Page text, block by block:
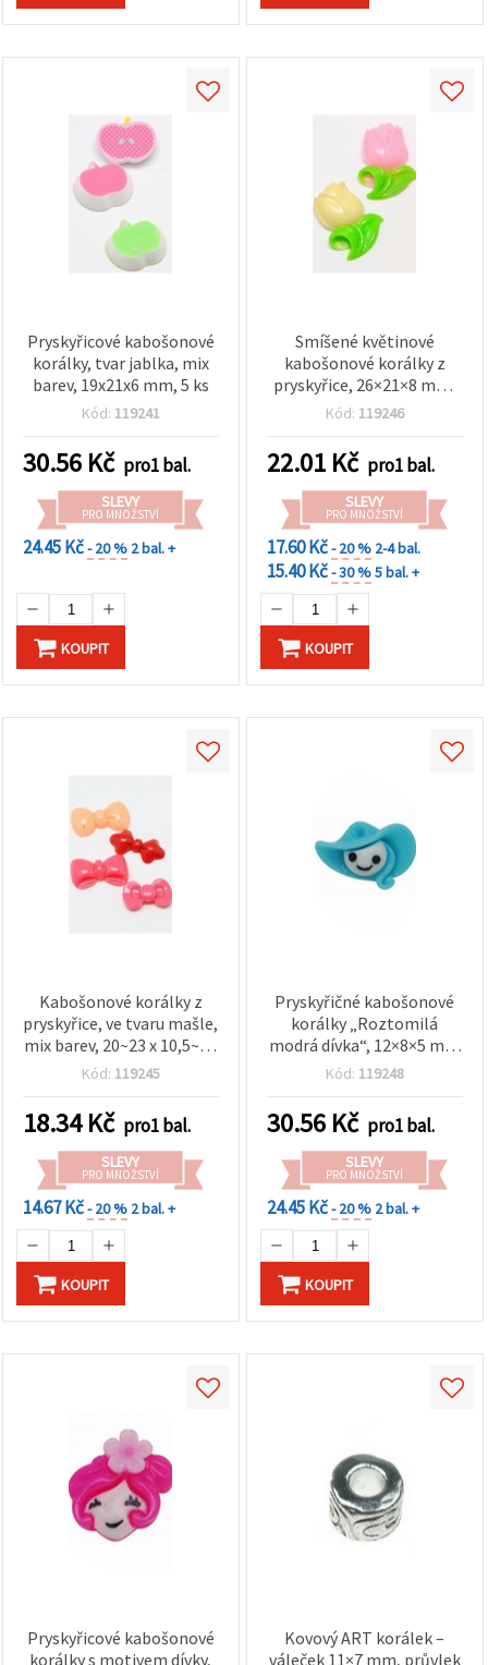
Pryskyřicové kabošonové
korálky, tvar jablka, mix
barev, 19x21x6 mm, 5 ks
Kód: 119241
30.56 Kč pro1 bal.
SLEVY
PRO MNOŽSTVÍ
24.45 Kč- 20 % 2 bal. +
KOUPIT
Smíšené květinové
kabošonové korálky z
pryskyřice, 26×21×8 mm,
mix barev – 5 ks
Kód: 119246
22.01 Kč pro1 bal.
SLEVY
PRO MNOŽSTVÍ
17.60 Kč- 20 % 2-4 bal.
15.40 Kč- 30 %5 bal. +
KOUPIT
Kabošonové korálky z
pryskyřice, ve tvaru mašle,
mix barev, 20~23 x 10,5~14
x 4~5 mm – 5 ks
Kód: 119245
18.34Kč pro1 bal.
SLEVY
PRO MNOŽSTVÍ
14.67 Kč- 20 % 2 bal. +
KOUPIT
Pryskyřičné kabošonové
korálky „Roztomilá
modrá dívka“, 12×8×5 mm
– sada 20 ks pro šperky a
Kód: 119248
30.56 Kč pro1 bal.
SLEVY
PRO MNOŽSTVÍ
24.45 Kč- 20 % 2 bal. +
KOUPIT
Pryskyřicové kabošonové
korálky s motivem dívky,
Kovový ART korálek –
váleček 11×7 mm, průvlek